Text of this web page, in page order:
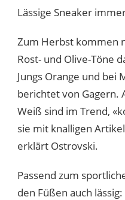
Lässige Sneaker
Zum Herbst kommen
Rost- und Olive-Töne
Jungs Orange und bei
berichtet von Gagern.
Weiß sind im Trend,
sie mit knalligen
erklärt Ostrovski.
Passend zum
den Füßen auch